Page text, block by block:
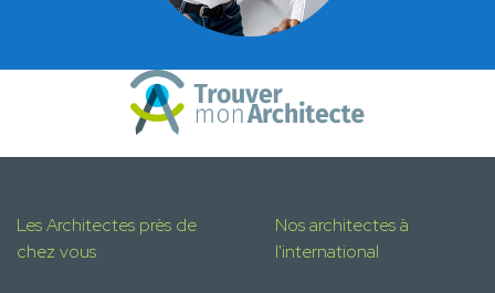
Les Architectes près de
chez vous
Nos architectes à
l'international